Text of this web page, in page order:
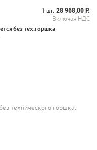
1 шт. 28 968,00 Р.
Включая НДС
без тех.горшка
технического горшка.